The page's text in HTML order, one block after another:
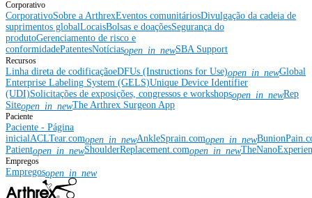
Corporativo
CorporativoSobre a ArthrexEventos comunitáriosDivulgação da cadeia de
suprimentos globalLocaisBolsas e doaçõesSegurança do
produtoGerenciamento de risco e
conformidadePatentesNotíciasopen_in_newSBA Support
Recursos
Linha direta de codificaçãoeDFUs (Instructions for Use)open_in_newGlobal
Enterprise Labeling System (GELS)Unique Device Identifier
(UDI)Solicitações de exposições, congressos e workshopsopen_in_newRep
Siteopen_in_newThe Arthrex Surgeon App
Paciente
Paciente - Página
inicialACLTear.comopen_in_newAnkleSprain.comopen_in_new
Patientopen_in_newShoulderReplacement.comopen_in_new
Empregos
Empregosopen_in_new